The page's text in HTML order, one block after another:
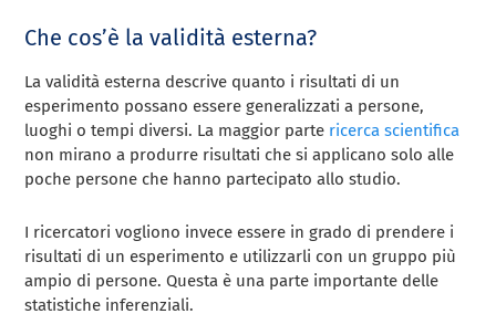
Che cos’è la validità esterna?
La validità esterna descrive quanto i risultati di un
esperimento possano essere generalizzati a persone,
luoghi o tempi diversi. La maggior parte ricerca scientifica
non mirano a produrre risultati che si applicano solo alle
poche persone che hanno partecipato allo studio.
I ricercatori vogliono invece essere in grado di prendere i
risultati di un esperimento e utilizzarli con un gruppo più
ampio di persone. Questa è una parte importante delle
statistiche inferenziali.